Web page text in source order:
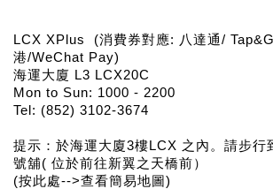
LCX XPlus (消費券對應: 八達通/
港/WeChat Pay)
海運大廈 L3 LCX20C
Mon to Sun: 1000 - 2200
Tel: (852) 3102-3674
提示：於海運大廈3樓LCX 之內。請步行
號舖( 位於前往新翼之天橋前）
(按此處-->查看簡易地圖)